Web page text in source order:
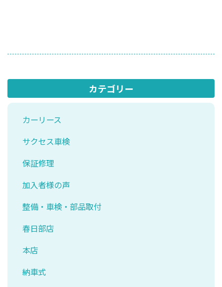
カテゴリー
カーリース
サクセス車検
保証修理
加入者様の声
整備・車検・部品取付
春日部店
本店
納車式